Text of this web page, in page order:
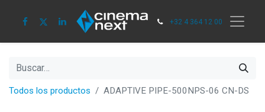
+32 4 364 12 00
Todos los productos ADAPTIVE PIPE-500NPS-06 CN-DS